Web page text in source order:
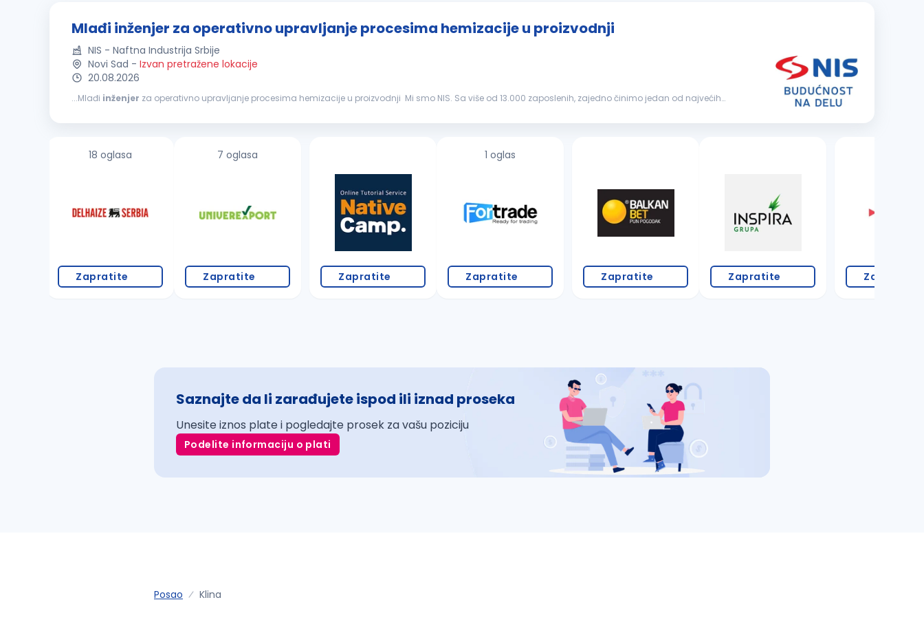
Mlađi inženjer za operativno upravljanje procesima hemizacije u proizvodnji
NIS - Naftna Industrija Srbije
Novi Sad - Izvan pretražene lokacije
20.08.2026
...Mlađi inženjer za operativno upravljanje procesima hemizacije u proizvodnji Mi smo NIS. Sa više od 13.000 zaposlenih, zajedno činimo jedan od najvećih
18 oglasa
Zapratite
7 oglasa
Zapratite Zapratite
1 oglas
Zapratite Zapratite Zapratite Zapratite
Saznajte da li zarađujete ispod ili iznad proseka
Unesite iznos plate i pogledajte prosek za vašu poziciju
Podelite informaciju o plati
Posao Klina